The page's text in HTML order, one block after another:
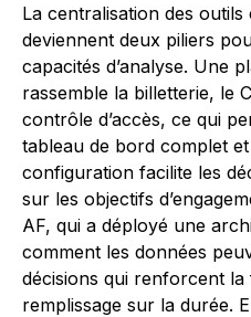
La centralisation des
deviennent deux piliers
capacités d’analyse. Une
rassemble la billetterie, le
contrôle d’accès, ce qui
tableau de bord complet
configuration facilite les
sur les objectifs
AF, qui a déployé une
comment les données
décisions qui renforcent la
remplissage sur la durée.